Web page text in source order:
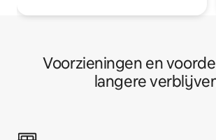
Voorzieningen en
langere